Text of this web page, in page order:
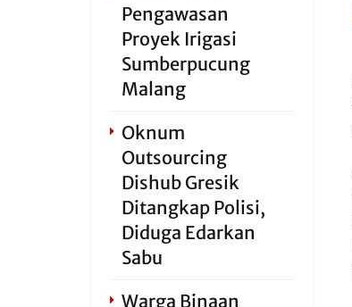
Pengawasan
Proyek Irigasi
Sumberpucung
Malang
Oknum
Outsourcing
Dishub Gresik
Ditangkap Polisi,
Diduga Edarkan
Sabu
Warga Binaan